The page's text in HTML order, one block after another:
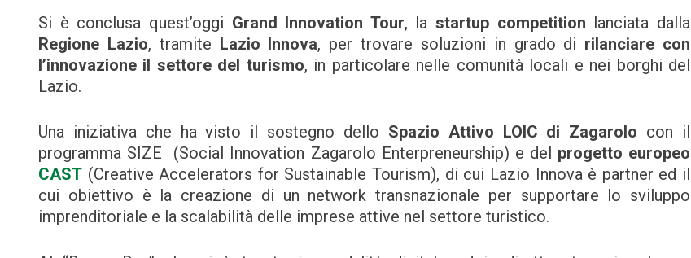
Si è conclusa quest’oggi Grand Innovation Tour, lastartup competition lanciata dalla
Regione Lazio, tramite Lazio Innova, per trovare soluzioni in grado di rilanciare con
l’innovazione il settore del turismo, in particolare nelle comunità locali e nei borghi del
Lazio.
Una iniziativa che ha visto il sostegno dello Spazio Attivo LOIC di Zagarolo con il
programma SIZE (Social Innovation Zagarolo Enterpreneurship) e del progetto europeo
CAST (Creative Accelerators for Sustainable Tourism), di cui Lazio Innova è partner ed il
cui obiettivo è la creazione di un network transnazionale per supportare lo sviluppo
imprenditoriale e la scalabilità delle imprese attive nel settore turistico.